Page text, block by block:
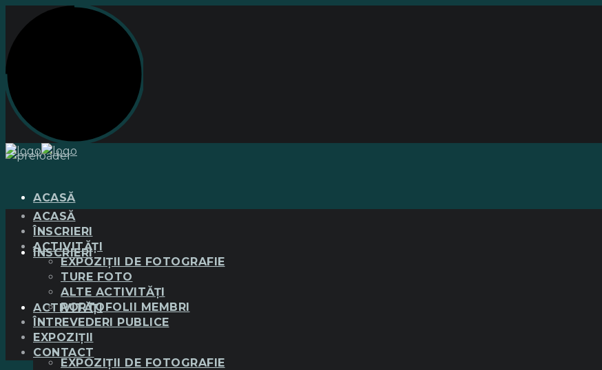
ACASĂ
ÎNSCRIERI
ACTIVITĂȚI
EXPOZIȚII DE FOTOGRAFIE
ACASĂ
ÎNSCRIERI
ACTIVITĂȚI
EXPOZIȚII DE FOTOGRAFIE
TURE FOTO
ALTE ACTIVITĂȚI
PORTOFOLII MEMBRI
ÎNTREVEDERI PUBLICE
EXPOZIȚII
CONTACT